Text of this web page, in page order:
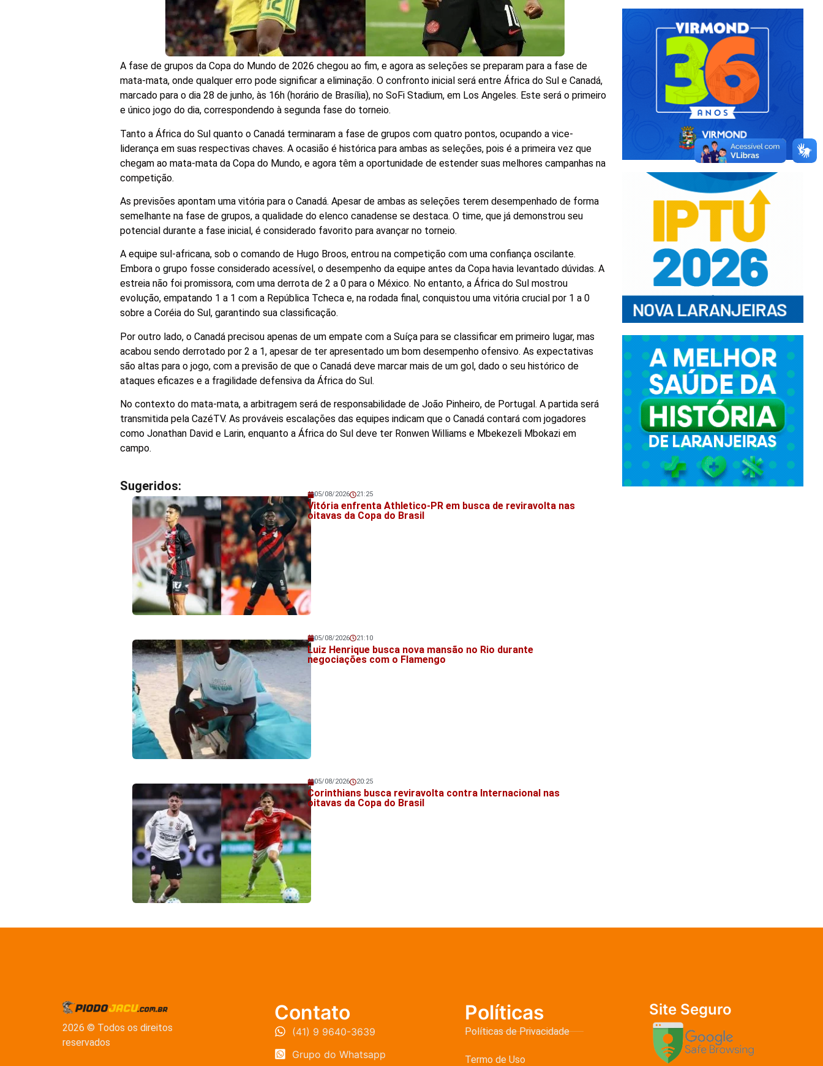
A fase de grupos da Copa do Mundo de 2026 chegou ao fim, e agora as seleções se preparam para a fase de
mata-mata, onde qualquer erro pode significar a eliminação. O confronto inicial será entre África do Sul e Canadá,
marcado para o dia 28 de junho, às 16h (horário de Brasília), no SoFi Stadium, em Los Angeles. Este será o primeiro
e único jogo do dia, correspondendo à segunda fase do torneio.
Tanto a África do Sul quanto o Canadá terminaram a fase de grupos com quatro pontos, ocupando a vice-
liderança em suas respectivas chaves. A ocasião é histórica para ambas as seleções, pois é a primeira vez que
chegam ao mata-mata da Copa do Mundo, e agora têm a oportunidade de estender suas melhores campanhas na
competição.
As previsões apontam uma vitória para o Canadá. Apesar de ambas as seleções terem desempenhado de forma
semelhante na fase de grupos, a qualidade do elenco canadense se destaca. O time, que já demonstrou seu
potencial durante a fase inicial, é considerado favorito para avançar no torneio.
A equipe sul-africana, sob o comando de Hugo Broos, entrou na competição com uma confiança oscilante.
Embora o grupo fosse considerado acessível, o desempenho da equipe antes da Copa havia levantado dúvidas. A
estreia não foi promissora, com uma derrota de 2 a 0 para o México. No entanto, a África do Sul mostrou
evolução, empatando 1 a 1 com a República Tcheca e, na rodada final, conquistou uma vitória crucial por 1 a 0
sobre a Coréia do Sul, garantindo sua classificação.
Por outro lado, o Canadá precisou apenas de um empate com a Suíça para se classificar em primeiro lugar, mas
acabou sendo derrotado por 2 a 1, apesar de ter apresentado um bom desempenho ofensivo. As expectativas
são altas para o jogo, com a previsão de que o Canadá deve marcar mais de um gol, dado o seu histórico de
ataques eficazes e a fragilidade defensiva da África do Sul.
No contexto do mata-mata, a arbitragem será de responsabilidade de João Pinheiro, de Portugal. A partida será
transmitida pela CazéTV. As prováveis escalações das equipes indicam que o Canadá contará com jogadores
como Jonathan David e Larin, enquanto a África do Sul deve ter Ronwen Williams e Mbekezeli Mbokazi em
campo.
Sugeridos:
Veja também!
05/08/2026 21:25
Vitória enfrenta Athletico-PR em busca de reviravolta nas
oitavas da Copa do Brasil
Veja também!
05/08/2026 21:10
Luiz Henrique busca nova mansão no Rio durante
negociações com o Flamengo
Veja também!
05/08/2026 20:25
Corinthians busca reviravolta contra Internacional nas
oitavas da Copa do Brasil
2026 © Todos os direitos
reservados
Contato
(41) 9 9640-3639
Grupo do Whatsapp
Políticas
Políticas de Privacidade
Termo de Uso
Site Seguro